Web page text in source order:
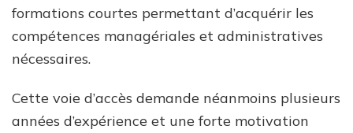
formations courtes permettant d’acquérir les
compétences managériales et administratives
nécessaires.
Cette voie d’accès demande néanmoins plusieurs
années d’expérience et une forte motivation